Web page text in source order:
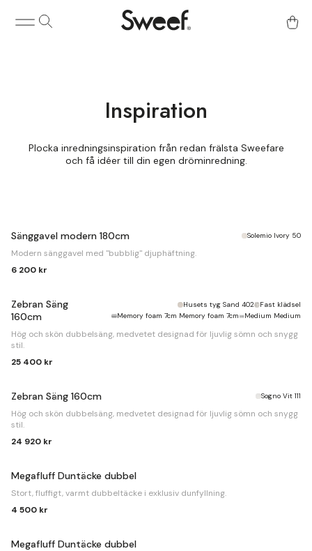
Inspiration
Plocka inredningsinspiration från redan frälsta Sweefare
och få idéer till din egen dröminredning.
Sänggavel modern 180cm Solemio Ivory 50
Modern sänggavel med "bubblig" djuphäftning.
6 200 kr
Zebran Säng
160cm
Husets tyg Sand 402
Fast klädsel
Memory foam 7cm Memory foam 7cm
Medium Medium
Hög och skön dubbelsäng, medvetet designad för ljuvlig sömn och snygg
stil.
25 400 kr
Zebran Säng 160cm Sogno Vit 111
Hög och skön dubbelsäng, medvetet designad för ljuvlig sömn och snygg
stil.
24 920 kr
Megafluff Duntäcke dubbel
Stort, fluffigt, varmt dubbeltäcke i exklusiv dunfyllning.
4 500 kr
Megafluff Duntäcke dubbel